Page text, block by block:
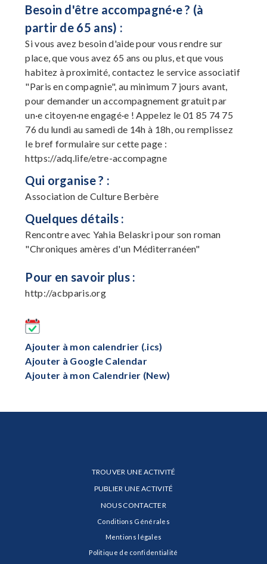
Besoin d'être accompagné·e ? (à
partir de 65 ans) :
Si vous avez besoin d'aide pour vous rendre sur
place, que vous avez 65 ans ou plus, et que vous
habitez à proximité, contactez le service associatif
"Paris en compagnie", au minimum 7 jours avant,
pour demander un accompagnement gratuit par
un·e citoyen·ne engagé·e ! Appelez le 01 85 74 75
76 du lundi au samedi de 14h à 18h, ou remplissez
le bref formulaire sur cette page :
https://adq.life/etre-accompagne
Qui organise ? :
Association de Culture Berbère
Quelques détails :
Rencontre avec Yahia Belaskri pour son roman
"Chroniques amères d'un Méditerranéen"
Pour en savoir plus :
http://acbparis.org
Ajouter à mon calendrier (.ics)
Ajouter à Google Calendar
Ajouter à mon Calendrier (New)
TROUVER UNE ACTIVITÉ
PUBLIER UNE ACTIVITÉ
NOUS CONTACTER
Conditions Générales
Mentions légales
Politique de confidentialité